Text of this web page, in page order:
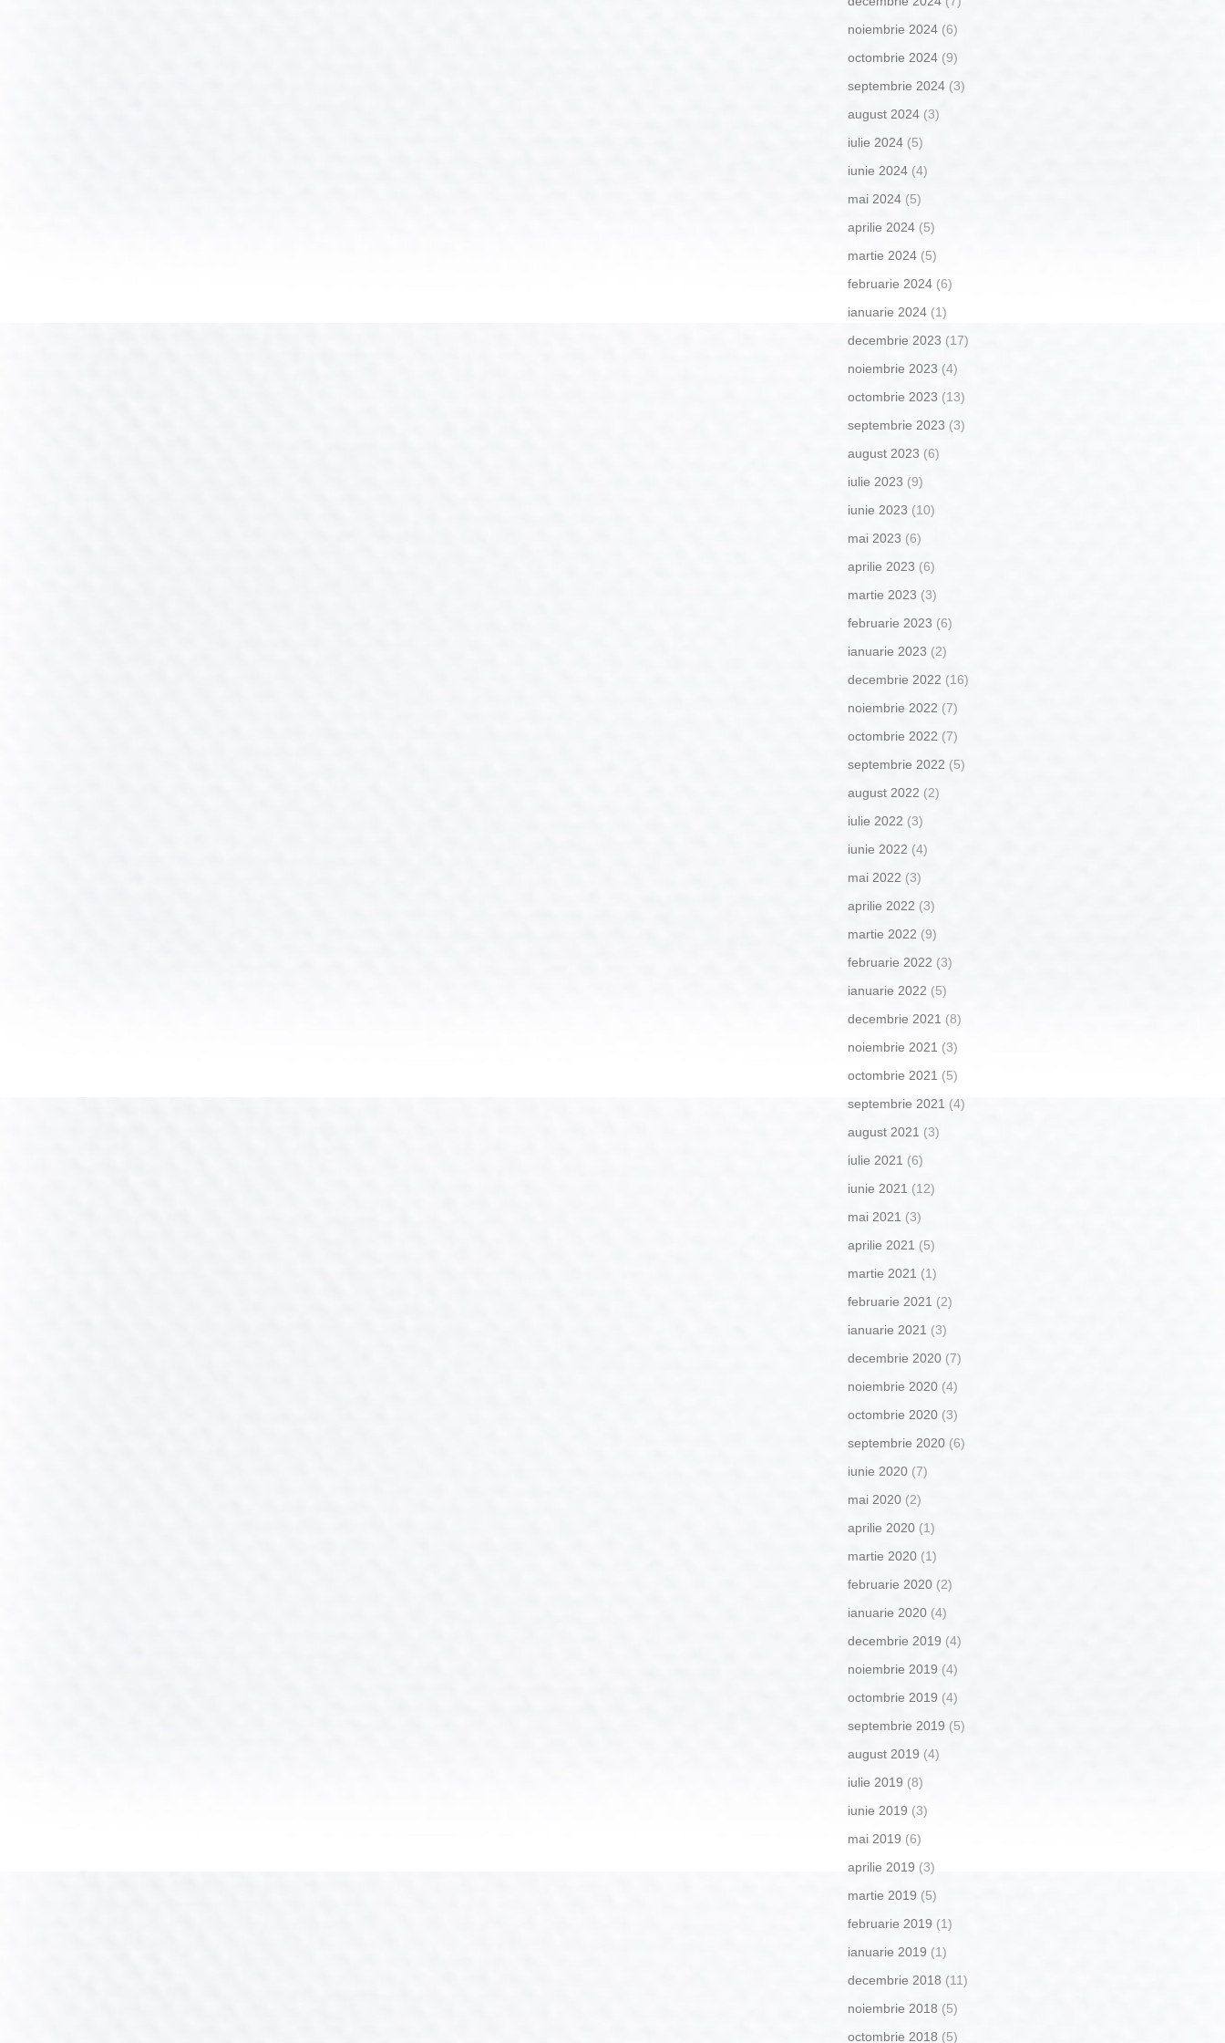
noiembrie 2024 (6)
octombrie 2024 (9)
septembrie 2024 (3)
august 2024 (3)
iulie 2024 (5)
iunie 2024 (4)
mai 2024 (5)
aprilie 2024 (5)
martie 2024 (5)
februarie 2024 (6)
ianuarie 2024 (1)
decembrie 2023 (17)
noiembrie 2023 (4)
octombrie 2023 (13)
septembrie 2023 (3)
august 2023 (6)
iulie 2023 (9)
iunie 2023 (10)
mai 2023 (6)
aprilie 2023 (6)
martie 2023 (3)
februarie 2023 (6)
ianuarie 2023 (2)
decembrie 2022 (16)
noiembrie 2022 (7)
octombrie 2022 (7)
septembrie 2022 (5)
august 2022 (2)
iulie 2022 (3)
iunie 2022 (4)
mai 2022 (3)
aprilie 2022 (3)
martie 2022 (9)
februarie 2022 (3)
ianuarie 2022 (5)
decembrie 2021 (8)
noiembrie 2021 (3)
octombrie 2021 (5)
septembrie 2021 (4)
august 2021 (3)
iulie 2021 (6)
iunie 2021 (12)
mai 2021 (3)
aprilie 2021 (5)
martie 2021 (1)
februarie 2021 (2)
ianuarie 2021 (3)
decembrie 2020 (7)
noiembrie 2020 (4)
octombrie 2020 (3)
septembrie 2020 (6)
iunie 2020 (7)
mai 2020 (2)
aprilie 2020 (1)
martie 2020 (1)
februarie 2020 (2)
ianuarie 2020 (4)
decembrie 2019 (4)
noiembrie 2019 (4)
octombrie 2019 (4)
septembrie 2019 (5)
august 2019 (4)
iulie 2019 (8)
iunie 2019 (3)
mai 2019 (6)
aprilie 2019 (3)
martie 2019 (5)
februarie 2019 (1)
ianuarie 2019 (1)
decembrie 2018 (11)
noiembrie 2018 (5)
octombrie 2018 (5)